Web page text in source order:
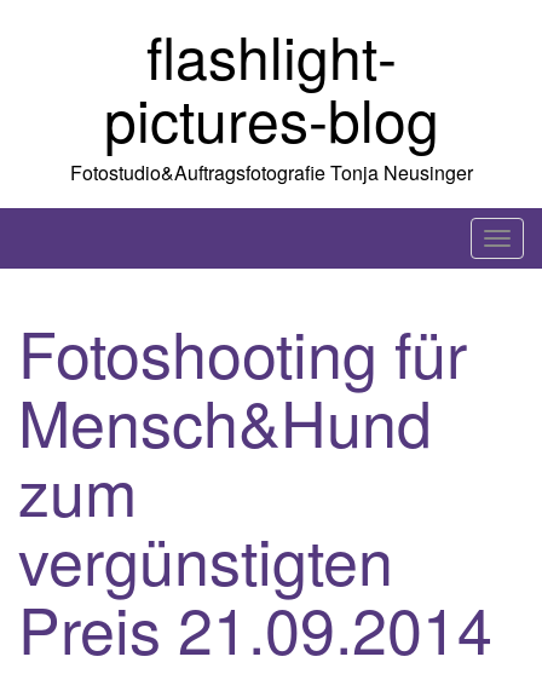
flashlight-
pictures-blog
Fotostudio&Auftragsfotografie Tonja Neusinger
T
o
Fotoshooting für
Mensch&Hund
zum
vergünstigten
Preis 21.09.2014